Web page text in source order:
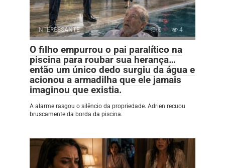
INTERESSANTE 0 4
O filho empurrou o pai paralítico na
piscina para roubar sua herança…
então um único dedo surgiu da água e
acionou a armadilha que ele jamais
imaginou que existia.
A alarme rasgou o silêncio da propriedade. Adrien recuou
bruscamente da borda da piscina.